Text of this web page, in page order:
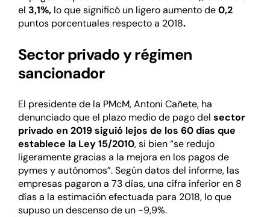
el 3,1%,lo que significó un ligero aumento de0,2
puntos porcentuales respecto a 2018.
Sector privado y régimen
sancionador
El presidente de la PMcM, Antoni Cañete, ha
denunciado que el plazo medio de pago del sector
privado en 2019 siguió lejos de los 60 días que
establece la Ley 15/2010, si bien “se redujo
ligeramente gracias a la mejora en los pagos de
pymes y autónomos”. Según datos del informe, las
empresas pagaron a 73 días, una cifra inferior en 8
días a la estimación efectuada para 2018, lo que
supuso un descenso de un -9,9%.